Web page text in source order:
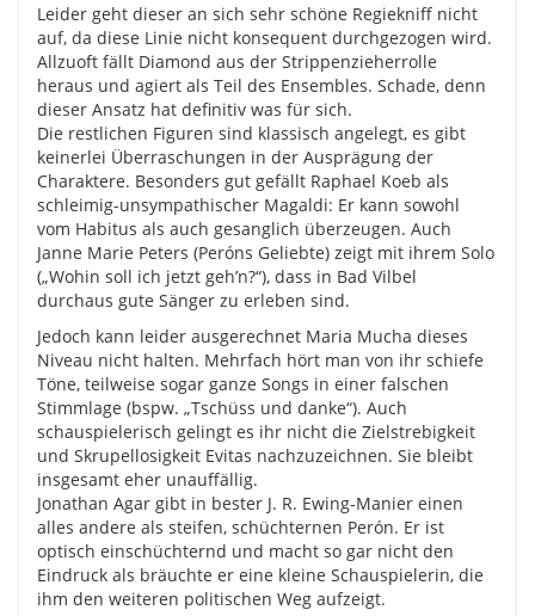
Leider geht dieser an sich sehr schöne Regiekniff nicht
auf, da diese Linie nicht konsequent durchgezogen wird.
Allzuoft fällt Diamond aus der Strippenzieherrolle
heraus und agiert als Teil des Ensembles. Schade, denn
dieser Ansatz hat definitiv was für sich.
Die restlichen Figuren sind klassisch angelegt, es gibt
keinerlei Überraschungen in der Ausprägung der
Charaktere. Besonders gut gefällt Raphael Koeb als
schleimig-unsympathischer Magaldi: Er kann sowohl
vom Habitus als auch gesanglich überzeugen. Auch
Janne Marie Peters (Peróns Geliebte) zeigt mit ihrem Solo
(„Wohin soll ich jetzt geh’n?“), dass in Bad Vilbel
durchaus gute Sänger zu erleben sind.
Jedoch kann leider ausgerechnet Maria Mucha dieses
Niveau nicht halten. Mehrfach hört man von ihr schiefe
Töne, teilweise sogar ganze Songs in einer falschen
Stimmlage (bspw. „Tschüss und danke“). Auch
schauspielerisch gelingt es ihr nicht die Zielstrebigkeit
und Skrupellosigkeit Evitas nachzuzeichnen. Sie bleibt
insgesamt eher unauffällig.
Jonathan Agar gibt in bester J. R. Ewing-Manier einen
alles andere als steifen, schüchternen Perón. Er ist
optisch einschüchternd und macht so gar nicht den
Eindruck als bräuchte er eine kleine Schauspielerin, die
ihm den weiteren politischen Weg aufzeigt.